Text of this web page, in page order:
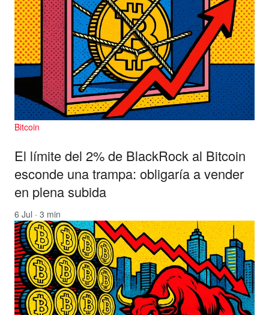
Bitcoin
El límite del 2% de BlackRock al Bitcoin
esconde una trampa: obligaría a vender
en plena subida
6 Jul · 3 min